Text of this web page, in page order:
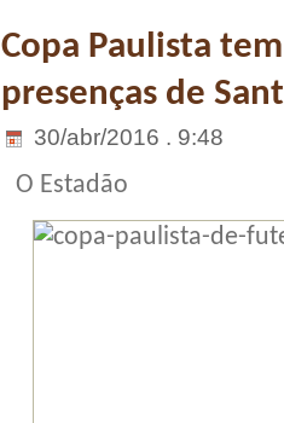
Copa Paulista
presenças de
30/abr/2016 . 9:48
O Estadão